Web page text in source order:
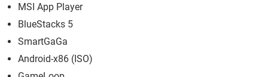
MSI App Player
BlueStacks 5
SmartGaGa
Android-x86 (ISO)